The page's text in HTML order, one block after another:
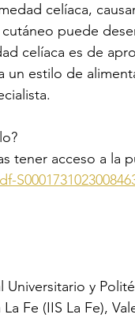
celíaca,
puede
celíaca es de
un estilo de
tener acceso a la
y
Fe (IIS La Fe),